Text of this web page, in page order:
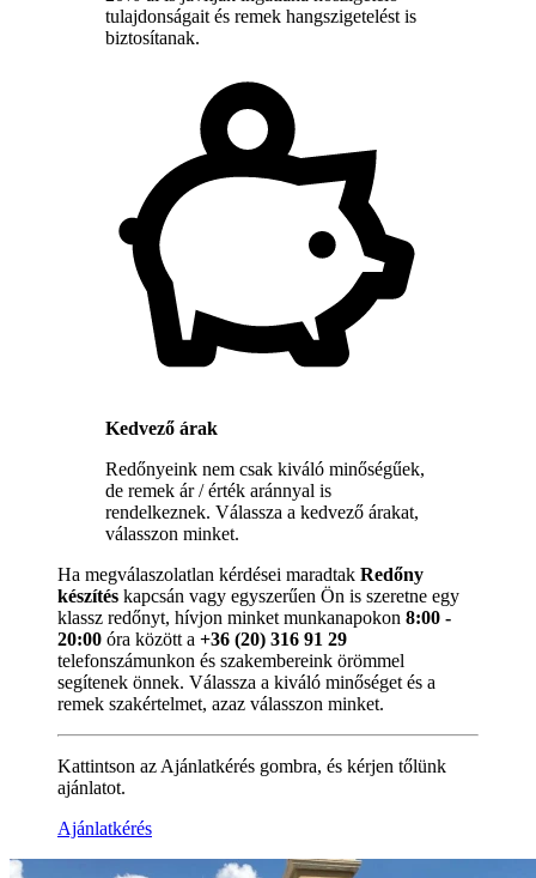
tulajdonságait és remek hangszigetelést is
biztosítanak.
Kedvező árak
Redőnyeink nem csak kiváló minőségűek,
de remek ár / érték aránnyal is
rendelkeznek. Válassza a kedvező árakat,
válasszon minket.
Ha megválaszolatlan kérdései maradtak Redőny
készítés kapcsán vagy egyszerűen Ön is szeretne egy
klassz redőnyt, hívjon minket munkanapokon 8:00 -
20:00 óra között a +36 (20) 316 91 29
telefonszámunkon és szakembereink örömmel
segítenek önnek. Válassza a kiváló minőséget és a
remek szakértelmet, azaz válasszon minket.
Kattintson az Ajánlatkérés gombra, és kérjen tőlünk
ajánlatot.
Ajánlatkérés